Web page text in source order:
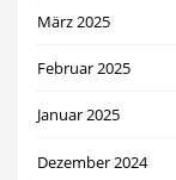
März 2025
Februar 2025
Januar 2025
Dezember 2024